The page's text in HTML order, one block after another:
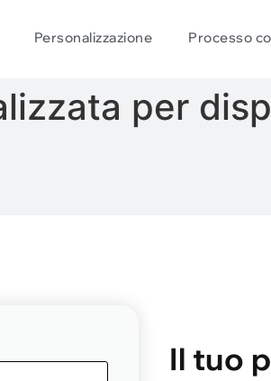
Personalizzazione Processo
per
Il tuo